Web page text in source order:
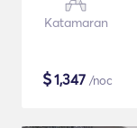
Katamaran
$1,347 /noc